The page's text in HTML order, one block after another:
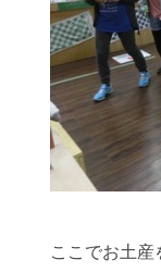
ここでお土